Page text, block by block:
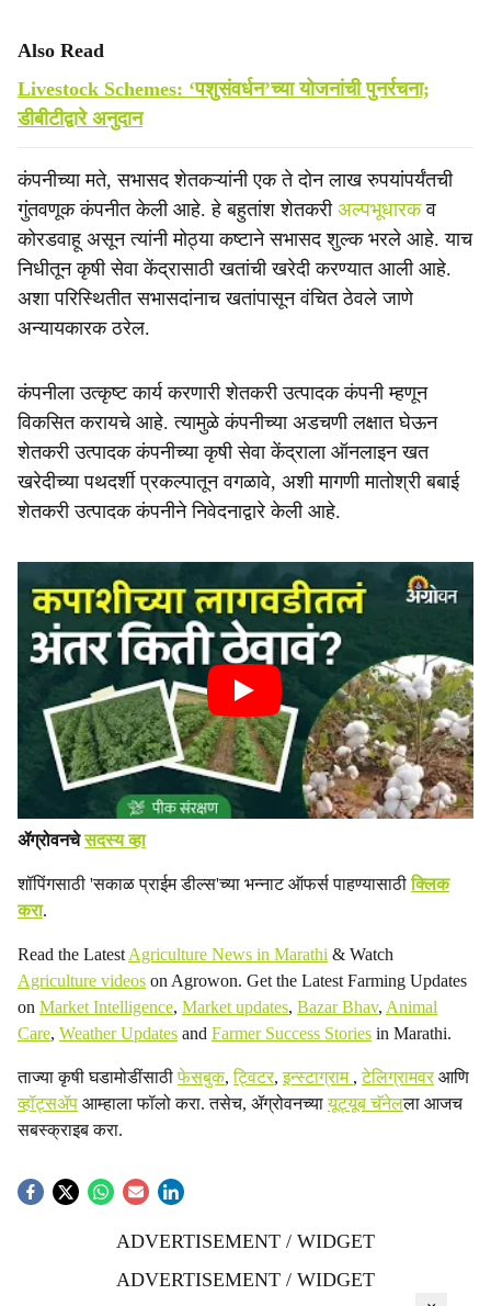
Also Read
Livestock Schemes: ‘पशुसंवर्धन’च्या योजनांची पुनर्रचना;
डीबीटीद्वारे अनुदान
कंपनीच्या मते, सभासद शेतकऱ्यांनी एक ते दोन लाख रुपयांपर्यंतची
गुंतवणूक कंपनीत केली आहे. हे बहुतांश शेतकरी अल्पभूधारकव
कोरडवाहू असून त्यांनी मोठ्या कष्टाने सभासद शुल्क भरले आहे. याच
निधीतून कृषी सेवा केंद्रासाठी खतांची खरेदी करण्यात आली आहे.
अशा परिस्थितीत सभासदांनाच खतांपासून वंचित ठेवले जाणे
अन्यायकारक ठरेल.
कंपनीला उत्कृष्ट कार्य करणारी शेतकरी उत्पादक कंपनी म्हणून
विकसित करायचे आहे. त्यामुळे कंपनीच्या अडचणी लक्षात घेऊन
शेतकरी उत्पादक कंपनीच्या कृषी सेवा केंद्राला ऑनलाइन खत
खरेदीच्या पथदर्शी प्रकल्पातून वगळावे, अशी मागणी मातोश्री बबाई
शेतकरी उत्पादक कंपनीने निवेदनाद्वारे केली आहे.
ॲग्रोवनचेसदस्य व्हा
शॉपिंगसाठी 'सकाळ प्राईम डील्स'च्या भन्नाट ऑफर्स पाहण्यासाठीक्लिक
करा.
Read the Latest Agriculture News in Marathi & Watch
Agriculture videos on Agrowon. Get the Latest Farming Updates
on Market Intelligence, Market updates, Bazar Bhav, Animal
Care, Weather Updates and Farmer Success Stories in Marathi.
ताज्या कृषी घडामोडींसाठीफेसबुक,ट्विटर,इन्स्टाग्राम ,टेलिग्रामवरआणि
व्हॉट्सॲप आम्हाला फॉलो करा. तसेच, ॲग्रोवनच्यायूट्यूब चॅनेलला आजच
सबस्क्राइब करा.
ADVERTISEMENT / WIDGET
ADVERTISEMENT / WIDGET